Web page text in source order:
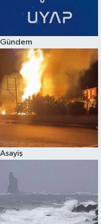
Gündem
Asayiş
Spor
Burç Yorumları
Çocuk
Eğitim
Hava Durumu
Kadın
Kültür Sanat
Sağlık